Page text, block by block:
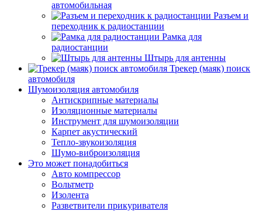
автомобильная
Разъем и
переходник к радиостанции
Рамка для
радиостанции
Штырь для антенны
Трекер (маяк) поиск
автомобиля
Шумоизоляция автомобиля
Антискрипные материалы
Изоляционные материалы
Инструмент для шумоизоляции
Карпет акустический
Тепло-звукоизоляция
Шумо-виброизоляция
Это может понадобиться
Авто компрессор
Вольтметр
Изолента
Разветвители прикуривателя